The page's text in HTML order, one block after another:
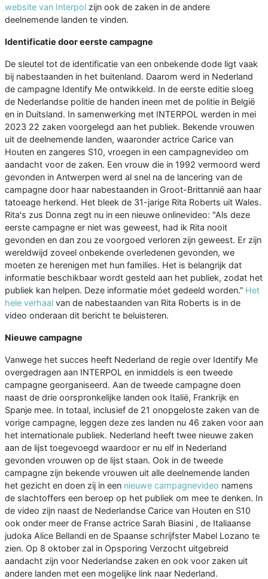
website van Interpol zijn ook de zaken in de andere
deelnemende landen te vinden.
Identificatie door eerste campagne
De sleutel tot de identificatie van een onbekende dode ligt vaak
bij nabestaanden in het buitenland. Daarom werd in Nederland
de campagne Identify Me ontwikkeld. In de eerste editie sloeg
de Nederlandse politie de handen ineen met de politie in België
en in Duitsland. In samenwerking met INTERPOL werden in mei
2023 22 zaken voorgelegd aan het publiek. Bekende vrouwen
uit de deelnemende landen, waaronder actrice Carice van
Houten en zangeres S10, vroegen in een campagnevideo om
aandacht voor de zaken. Een vrouw die in 1992 vermoord werd
gevonden in Antwerpen werd al snel na de lancering van de
campagne door haar nabestaanden in Groot-Brittannië aan haar
tatoeage herkend. Het bleek de 31-jarige Rita Roberts uit Wales.
Rita's zus Donna zegt nu in een nieuwe onlinevideo: "Als deze
eerste campagne er niet was geweest, had ik Rita nooit
gevonden en dan zou ze voorgoed verloren zijn geweest. Er zijn
wereldwijd zoveel onbekende overledenen gevonden, we
moeten ze herenigen met hun families. Het is belangrijk dat
informatie beschikbaar wordt gesteld aan het publiek, zodat het
publiek kan helpen. Deze informatie móet gedeeld worden.” Het
hele verhaal van de nabestaanden van Rita Roberts is in de
video onderaan dit bericht te beluisteren.
Nieuwe campagne
Vanwege het succes heeft Nederland de regie over Identify Me
overgedragen aan INTERPOL en inmiddels is een tweede
campagne georganiseerd. Aan de tweede campagne doen
naast de drie oorspronkelijke landen ook Italië, Frankrijk en
Spanje mee. In totaal, inclusief de 21 onopgeloste zaken van de
vorige campagne, leggen deze zes landen nu 46 zaken voor aan
het internationale publiek. Nederland heeft twee nieuwe zaken
aan de lijst toegevoegd waardoor er nu elf in Nederland
gevonden vrouwen op de lijst staan. Ook in de tweede
campagne zijn bekende vrouwen uit alle deelnemende landen
het gezicht en doen zij in een nieuwe campagnevideo namens
de slachtoffers een beroep op het publiek om mee te denken. In
de video zijn naast de Nederlandse Carice van Houten en S10
ook onder meer de Franse actrice Sarah Biasini , de Italiaanse
judoka Alice Bellandi en de Spaanse schrijfster Mabel Lozano te
zien. Op 8 oktober zal in Opsporing Verzocht uitgebreid
aandacht zijn voor Nederlandse zaken en ook voor zaken uit
andere landen met een mogelijke link naar Nederland.